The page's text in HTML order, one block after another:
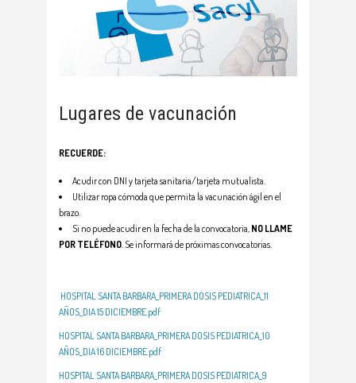
Lugares de vacunación
RECUERDE:
Acudir con DNI y tarjeta sanitaria/tarjeta mutualista.
Utilizar ropa cómoda que permita la vacunación ágil en el
brazo.
Si no puede acudir en la fecha de la convocatoria, NO LLAME
POR TELÉFONO. Se informará de próximas convocatorias.
HOSPITAL SANTA BARBARA_PRIMERA DOSIS PEDIATRICA_11
AÑOS_DIA 15 DICIEMBRE.pdf
HOSPITAL SANTA BARBARA_PRIMERA DOSIS PEDIATRICA_10
AÑOS_DIA 16 DICIEMBRE.pdf
HOSPITAL SANTA BARBARA_PRIMERA DOSIS PEDIATRICA_9